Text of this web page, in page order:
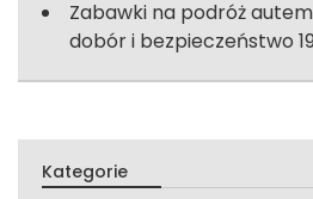
Zabawki na podróż
dobór i bezpieczeństwo
Kategorie